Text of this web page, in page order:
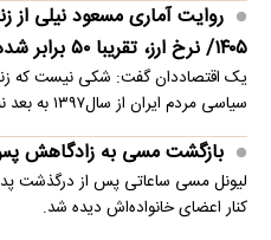
۱۴۰۵/ نرخ ارز، تقریبا ۵۰ برابر شده
یک اقتصاددان گفت: شکی نیست که
سیاسی مردم ایران از سال۱۳۹۷ به بعد نه تنها در مجموع،…
بازگشت مسی به زادگاهش
لیونل مسی ساعاتی پس از درگذشت
کنار اعضای خانواده‌اش دیده شد.